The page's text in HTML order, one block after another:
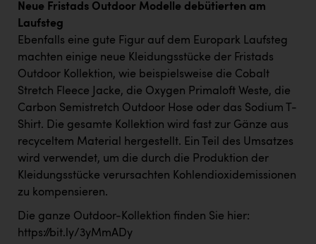
Neue Fristads Outdoor Modelle debütierten am
Laufsteg
Ebenfalls eine gute Figur auf dem Europark Laufsteg
machten einige neue Kleidungsstücke der Fristads
Outdoor Kollektion, wie beispielsweise die Cobalt
Stretch Fleece Jacke, die Oxygen Primaloft Weste, die
Carbon Semistretch Outdoor Hose oder das Sodium T-
Shirt. Die gesamte Kollektion wird fast zur Gänze aus
recyceltem Material hergestellt. Ein Teil des Umsatzes
wird verwendet, um die durch die Produktion der
Kleidungsstücke verursachten Kohlendioxidemissionen
zu kompensieren.
Die ganze Outdoor-Kollektion finden Sie hier:
https://bit.ly/3yMmADy